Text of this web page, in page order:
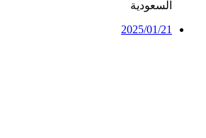
السعودية
2025/01/21